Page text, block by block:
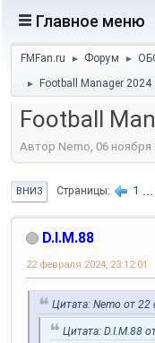
Главное меню
FMFan.ru ► Форум ►
► Football Manager 2024
Football
Автор Nemo, 06 ноября
ВНИЗ Страницы 1 ...
D.I.M.88
22 февраля 2024, 23:12:01
Цитата: Nemo от
Цитата: D.I.M.88